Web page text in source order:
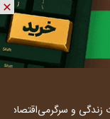
زندگی و سرگرمیاقتصاد